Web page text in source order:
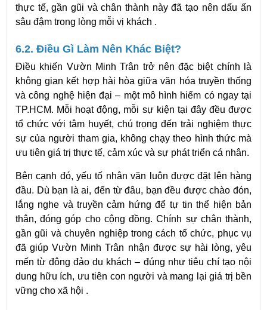
thực tế, gần gũi và chân thành này đã tạo nên dấu ấn
sâu đậm trong lòng mỗi vị khách .
6.2. Điều Gì Làm Nên Khác Biệt?
Điều khiến Vườn Minh Trân trở nên đặc biệt chính là
không gian kết hợp hài hòa giữa văn hóa truyền thống
và công nghệ hiện đại – một mô hình hiếm có ngay tại
TP.HCM. Mỗi hoạt động, mỗi sự kiện tại đây đều được
tổ chức với tâm huyết, chú trọng đến trải nghiệm thực
sự của người tham gia, không chạy theo hình thức mà
ưu tiên giá trị thực tế, cảm xúc và sự phát triển cá nhân.
Bên cạnh đó, yếu tố nhân văn luôn được đặt lên hàng
đầu. Dù bạn là ai, đến từ đâu, bạn đều được chào đón,
lắng nghe và truyền cảm hứng để tự tin thể hiện bản
thân, đóng góp cho cộng đồng. Chính sự chân thành,
gần gũi và chuyên nghiệp trong cách tổ chức, phục vụ
đã giúp Vườn Minh Trân nhận được sự hài lòng, yêu
mến từ đông đảo du khách – đúng như tiêu chí tạo nội
dung hữu ích, ưu tiên con người và mang lại giá trị bền
vững cho xã hội .